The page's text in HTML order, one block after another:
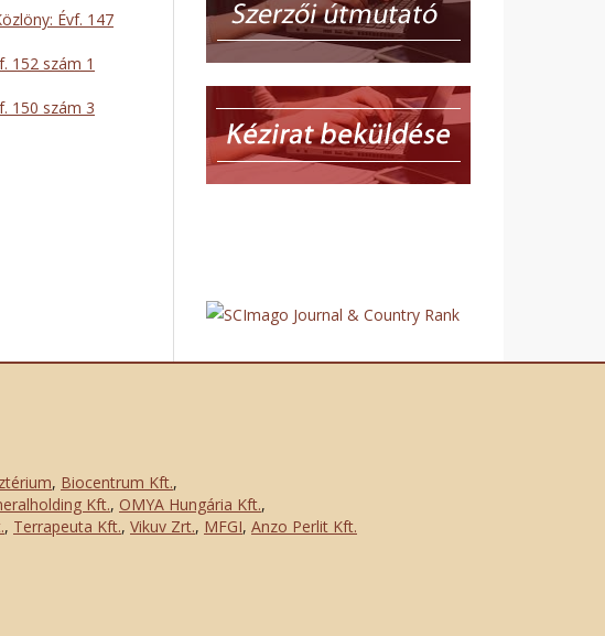
Évf. 147
152 szám 1
150 szám 3
, Biocentrum Kft.,
Kft., OMYA Hungária Kft.,
, Terrapeuta Kft., Vikuv Zrt., MFGI, Anzo Perlit Kft.